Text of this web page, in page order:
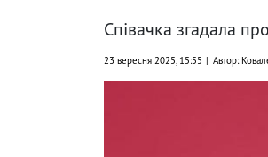
Співачка згадала
23 вересня 2025, 15:55 Автор: